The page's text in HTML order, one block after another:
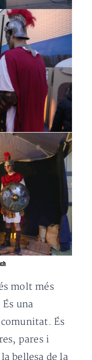
molt més
una
És
pares i
bellesa de la